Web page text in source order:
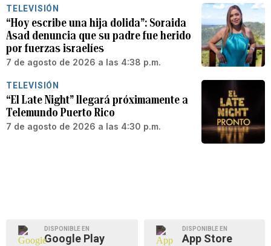
TELEVISIÓN
“Hoy escribe una hija dolida”: Soraida
Asad denuncia que su padre fue herido
por fuerzas israelíes
7 de agosto de 2026 a las 4:38 p.m.
TELEVISIÓN
“El Late Night” llegará próximamente a
Telemundo Puerto Rico
7 de agosto de 2026 a las 4:30 p.m.
DISPONIBLE EN
Google Play
DISPONIBLE EN
App Store